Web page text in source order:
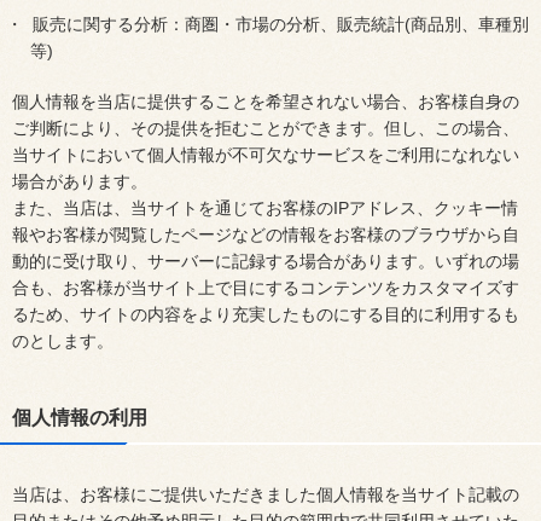
販売に関する分析：商圏・市場の分析、販売統計(商品別、車種別
等)
個人情報を当店に提供することを希望されない場合、お客様自身の
ご判断により、その提供を拒むことができます。但し、この場合、
当サイトにおいて個人情報が不可欠なサービスをご利用になれない
場合があります。
また、当店は、当サイトを通じてお客様のIPアドレス、クッキー情
報やお客様が閲覧したページなどの情報をお客様のブラウザから自
動的に受け取り、サーバーに記録する場合があります。いずれの場
合も、お客様が当サイト上で目にするコンテンツをカスタマイズす
るため、サイトの内容をより充実したものにする目的に利用するも
のとします。
個人情報の利用
当店は、お客様にご提供いただきました個人情報を当サイト記載の